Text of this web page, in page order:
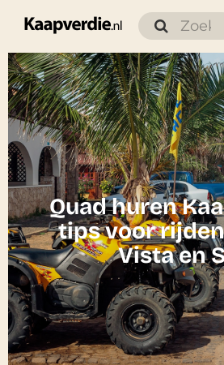
Quad huren
tips voor
Vista en